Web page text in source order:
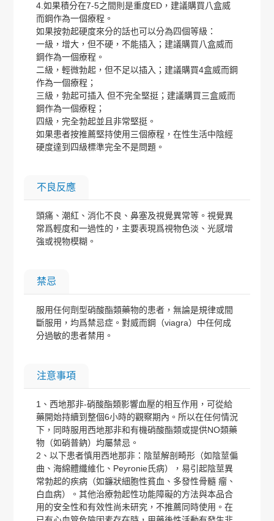
4.如果積分在7-5之間則是重度ED，建議購買八盒威
而鋼作為一個療程。
如果按勃起硬度來分的話也可以分為四個等級：
一級，增大，但不硬，不能插入；建議購買八盒威而
鋼作為一個療程。
二級，輕微勃起，但不足以插入；建議購買4盒威而鋼
作為一個療程；
三級，勃起可插入 但不完全堅挺；建議購買三盒威而
鋼作為一個療程；
四級，完全勃起並且非常堅挺。
如果患者按推薦堅持使用三個療程，在性生活中陰經
硬度達到四級標準完全不是問題。
不良反應
頭痛、潮紅、消化不良、鼻塞及視覺異常等。視覺異
常爲輕度和一過性的，主要表現爲視物色淡、光感增
強或視物模糊。
禁忌
服用任何劑型硝酸酯類藥物的患者，無論是規律或間
斷服用，均爲禁忌症。對威而鋼（viagra）中任何成
分過敏的患者禁用。
注意事項
1、西地那非-硝酸酯類影響血壓的相互作用，可從給
藥開始持續到整個6小時的觀察期內。所以在任何情況
下，同時服用西地那非和有機硝酸酯類或提供NO類藥
物（如硝普鈉）均屬禁忌。
2、以下患者慎用西地那非：陰莖解剖畸形（如陰莖偏
曲、海綿體纖維化、Peyronie氏病），易引起陰莖異
常勃起的疾病（如鐮狀細胞性貧血、多發性骨髓 瘤、
白血病）。其他治療勃起性功能障礙的方法與本品合
用的安全性和有效性尚未研究，不推薦同時使用。在